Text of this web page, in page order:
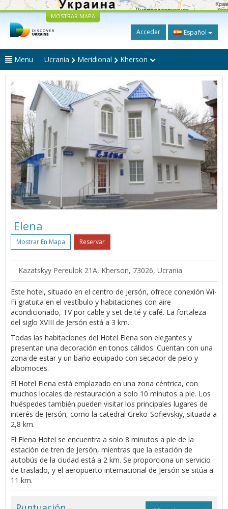
MOSTRAR MAPA
Acceder Español
Menu Ucrania Meridional Kherson
Elena
Mostrar En Mapa Reservar
Kazatskyy Pereulok 21A, Kherson, 73026, Ucrania
Este hotel, situado en el centro de Jersón, ofrece conexión Wi-
Fi gratuita en el vestíbulo y habitaciones con aire
acondicionado, TV por cable y set de té y café. La fortaleza
del siglo XVIII de Jersón está a 3 km.
Todas las habitaciones del Hotel Elena son elegantes y
presentan una decoración en tonos cálidos. Cuentan con una
zona de estar y un baño equipado con secador de pelo y
albornoces.
El Hotel Elena está emplazado en una zona céntrica, con
muchos locales de restauración a solo 10 minutos a pie. Los
huéspedes también pueden visitar los principales lugares de
interés de Jersón, como la catedral Greko-Sofievskiy, situada a
2,8 km.
El Elena Hotel se encuentra a solo 8 minutos a pie de la
estación de tren de Jersón, mientras que la estación de
autobús de la ciudad está a 2 km. Se proporciona un servicio
de traslado, y el aeropuerto internacional de Jersón se sitúa a
11 km.